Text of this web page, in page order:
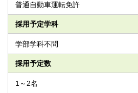
普通自動車運転免許
採用予定学科
学部学科不問
採用予定数
1～2名